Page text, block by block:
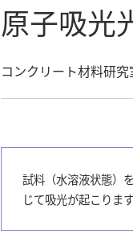
原子吸光
コンクリート材料研究
試料（水溶液状態）
じて吸光が起こりま